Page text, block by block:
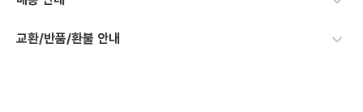
교환/반품/환불 안내